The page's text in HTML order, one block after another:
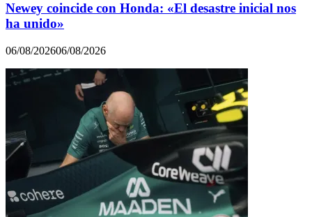
Newey coincide con Honda: «El desastre inicial nos
ha unido»
06/08/202606/08/2026